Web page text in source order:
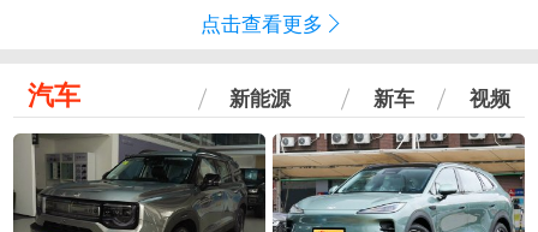
点击查看更多
汽车 新能源 新车 视频